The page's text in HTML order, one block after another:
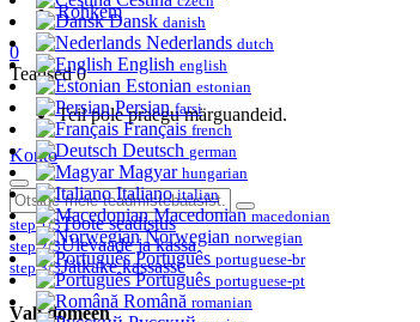
Rohkem
0
Teatised0
Teil pole praegu märguandeid.
Konto
step 1/3Toote seadistus
step 2/3Ülevaade ja kassa
step 3/3Jätkake kassasse
Vali domeen
Dansk danish
Nederlands dutch
English english
Estonian estonian
Persianfarsi
Français french
Deutsch german
Magyar hungarian
Italianoitalian
Macedonianmacedonian
Norwegian norwegian
Português portuguese-br
Português portuguese-pt
Română romanian